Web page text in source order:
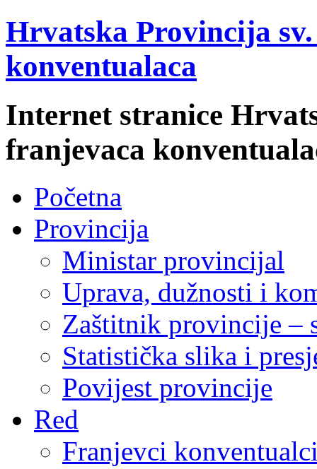
Hrvatska Provincija
konventualaca
Internet stranice
franjevaca
Početna
Provincija
Ministar provincijal
Uprava, dužnosti i
Zaštitnik provincije –
Statistička slika i
Povijest provincije
Red
Franjevci